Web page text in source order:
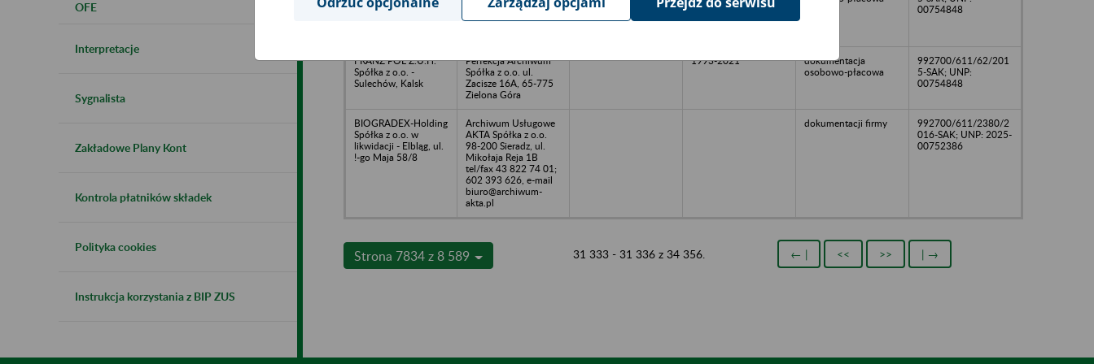
OFE
Interpretacje
Sygnalista
Zakładowe Plany Kont
Kontrola płatników składek
Polityka cookies
Instrukcja korzystania z BIP ZUS
Spożywców - Krosno
Zacisze 16A, 65-775
Zielona Góra
00754848
FRANZ POL Z.U.H.
Spółka z o.o. -
Sulechów, Kalsk
Perfekcja Archiwum
Spółka z o.o. ul.
Zacisze 16A, 65-775
Zielona Góra
1993-2021
dokumentacja
osobowo-płacowa
992700/611/62/201
5-SAK; UNP:
00754848
BIOGRADEX-Holding
Spółka z o.o. w
likwidacji - Elbląg, ul.
!-go Maja 58/8
Archiwum Usługowe
AKTA Spółka z o.o.
98-200 Sieradz, ul.
Mikołaja Reja 1B
tel/fax 43 822 74 01;
602 393 626, e-mail
biuro@archiwum-
akta.pl
dokumentacji firmy
992700/611/2380/2
016-SAK; UNP: 2025-
00752386
Strona 7834 z 8 589 31 333 - 31 336 z 34 356. ← | << >> | →